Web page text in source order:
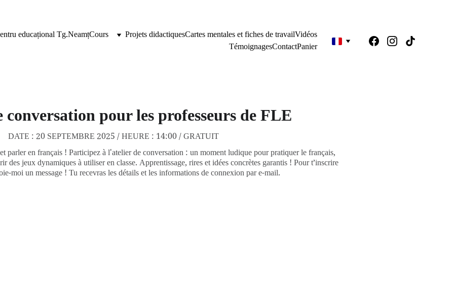
educațional Tg.NeamțCours Projets didactiquesCartes mentales et fiches de travailVidéos
TémoignagesContactPanier
conversation pour les professeurs de FLE
DATE : 20 SEPTEMBRE 2025 / HEURE : 14:00 / GRATUIT
parler en français ! Participez à l'atelier de conversation : un moment ludique pour pratiquer le français,
des jeux dynamiques à utiliser en classe. Apprentissage, rires et idées concrètes garantis ! Pour t’inscrire
moi un message ! Tu recevras les détails et les informations de connexion par e-mail.